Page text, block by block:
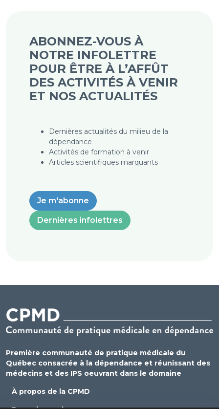
ABONNEZ-VOUS À
NOTRE INFOLETTRE
POUR ÊTRE À L’AFFÛT
DES ACTIVITÉS À VENIR
ET NOS ACTUALITÉS
Dernières actualités du milieu de la
dépendance
Activités de formation à venir
Articles scientifiques marquants
Je m'abonne
Dernières infolettres
Première communauté de pratique médicale du
Québec consacrée à la dépendance et réunissant des
médecins et des IPS oeuvrant dans le domaine
À propos de la CPMD